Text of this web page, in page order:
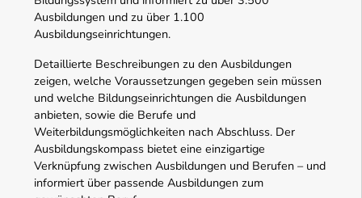
Ausbildungen und zu über 1.100
Ausbildungseinrichtungen.
Detaillierte Beschreibungen zu den Ausbildungen
zeigen, welche Voraussetzungen gegeben sein müssen
und welche Bildungseinrichtungen die Ausbildungen
anbieten, sowie die Berufe und
Weiterbildungsmöglichkeiten nach Abschluss. Der
Ausbildungskompass bietet eine einzigartige
Verknüpfung zwischen Ausbildungen und Berufen – und
informiert über passende Ausbildungen zum